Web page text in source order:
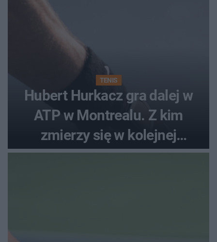
TENIS
Hubert Hurkacz gra dalej w
ATP w Montrealu. Z kim
zmierzy się w kolejnej
rundzie?